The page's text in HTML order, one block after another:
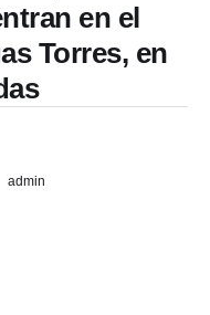
en el
Torres, en
admin